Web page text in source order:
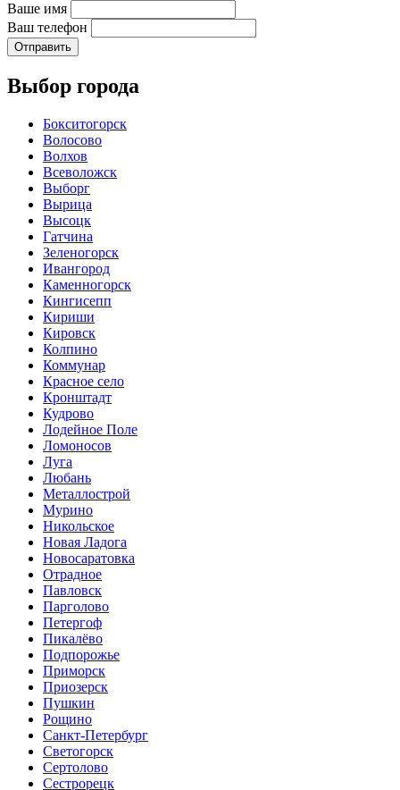
Ваше имя
Ваш телефон
Отправить
Выбор города
Бокситогорск
Волосово
Волхов
Всеволожск
Выборг
Вырица
Высоцк
Гатчина
Зеленогорск
Ивангород
Каменногорск
Кингисепп
Кириши
Кировск
Колпино
Коммунар
Красное село
Кронштадт
Кудрово
Лодейное Поле
Ломоносов
Луга
Любань
Металлострой
Мурино
Никольское
Новая Ладога
Новосаратовка
Отрадное
Павловск
Парголово
Петергоф
Пикалёво
Подпорожье
Приморск
Приозерск
Пушкин
Рощино
Санкт-Петербург
Светогорск
Сертолово
Сестрорецк